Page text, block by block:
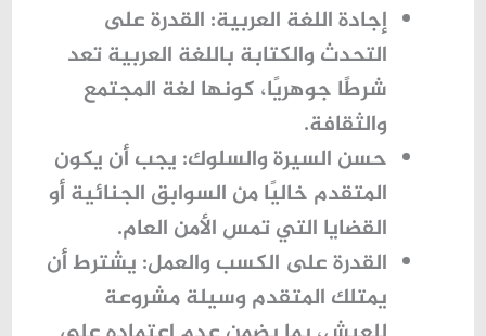
إجادة اللغة العربية: القدرة على
التحدث والكتابة باللغة العربية تعد
شرطًا جوهريًا، كونها لغة المجتمع
والثقافة.
حسن السيرة والسلوك: يجب أن يكون
المتقدم خاليًا من السوابق الجنائية أو
القضايا التي تمس الأمن العام.
القدرة على الكسب والعمل: يشترط أن
يمتلك المتقدم وسيلة مشروعة